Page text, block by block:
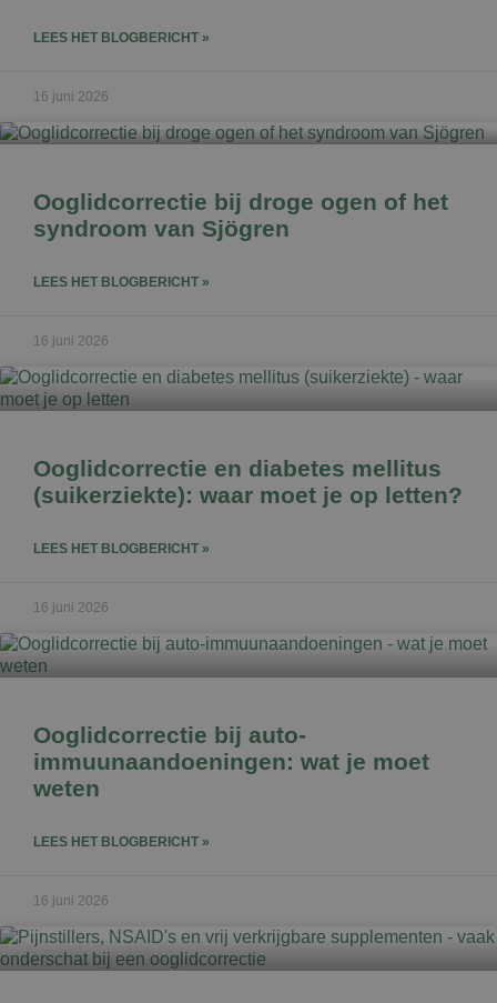
LEES HET BLOGBERICHT »
16 juni 2026
Ooglidcorrectie bij droge ogen of het
syndroom van Sjögren
LEES HET BLOGBERICHT »
16 juni 2026
Ooglidcorrectie en diabetes mellitus
(suikerziekte): waar moet je op letten?
LEES HET BLOGBERICHT »
16 juni 2026
Ooglidcorrectie bij auto-
immuunaandoeningen: wat je moet
weten
LEES HET BLOGBERICHT »
16 juni 2026